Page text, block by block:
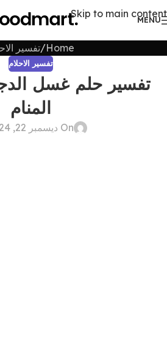
Skip to main content
MENU
Home تفسير
تفسير الاحلام
تفسير حلم غسل
المنام
On ديسمبر 22, 2024